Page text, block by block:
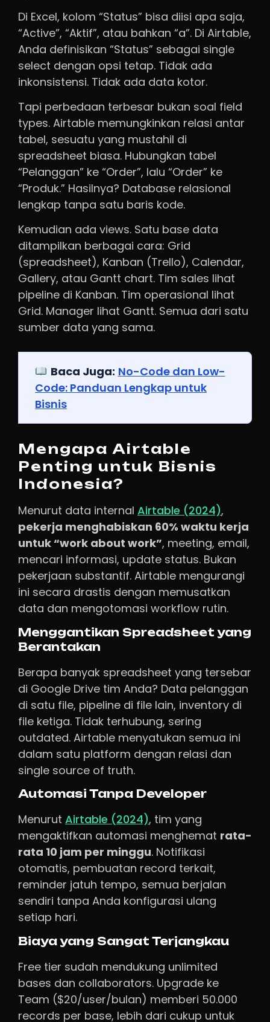
Di Excel, kolom “Status” bisa diisi apa saja,
“Active”, “Aktif”, atau bahkan “a”. Di Airtable,
Anda definisikan “Status” sebagai single
select dengan opsi tetap. Tidak ada
inkonsistensi. Tidak ada data kotor.
Tapi perbedaan terbesar bukan soal field
types. Airtable memungkinkan relasi antar
tabel, sesuatu yang mustahil di
spreadsheet biasa. Hubungkan tabel
“Pelanggan” ke “Order”, lalu “Order” ke
“Produk.” Hasilnya? Database relasional
lengkap tanpa satu baris kode.
Kemudian ada views. Satu base data
ditampilkan berbagai cara: Grid
(spreadsheet), Kanban (Trello), Calendar,
Gallery, atau Gantt chart. Tim sales lihat
pipeline di Kanban. Tim operasional lihat
Grid. Manager lihat Gantt. Semua dari satu
sumber data yang sama.
Baca Juga: No-Code dan Low-
Code: Panduan Lengkap untuk
Bisnis
Mengapa Airtable
Penting untuk Bisnis
Indonesia?
Menurut data internal Airtable (2024),
pekerja menghabiskan 60% waktu kerja
untuk “work about work”, meeting, email,
mencari informasi, update status. Bukan
pekerjaan substantif. Airtable mengurangi
ini secara drastis dengan memusatkan
data dan mengotomasi workflow rutin.
Menggantikan Spreadsheet yang
Berantakan
Berapa banyak spreadsheet yang tersebar
di Google Drive tim Anda? Data pelanggan
di satu file, pipeline di file lain, inventory di
file ketiga. Tidak terhubung, sering
outdated. Airtable menyatukan semua ini
dalam satu platform dengan relasi dan
single source of truth.
Automasi Tanpa Developer
Menurut Airtable (2024), tim yang
mengaktifkan automasi menghemat rata-
rata 10 jam per minggu. Notifikasi
otomatis, pembuatan record terkait,
reminder jatuh tempo, semua berjalan
sendiri tanpa Anda konfigurasi ulang
setiap hari.
Biaya yang Sangat Terjangkau
Free tier sudah mendukung unlimited
bases dan collaborators. Upgrade ke
Team ($20/user/bulan) memberi 50.000
records per base, lebih dari cukup untuk